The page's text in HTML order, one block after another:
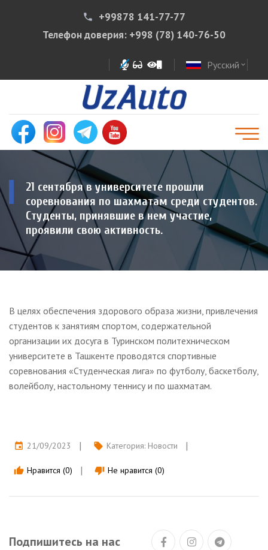
phone
+99878 141-77-77
Телефон доверия: +998 (78) 140-76-50
Русский expand_more
21 сентября в университете прошли
соревнования по шахматам среди студентов.
Студенты, принявшие в нем участие,
проявили свою активность.
В целях обеспечения здорового образа жизни, привлечения
студентов к занятиям спортом, содержательной
организации их досуга в Туринском политехническом
университете в Ташкенте проводятся спортивные
соревнования «Студенческая лига» по футболу, баскетболу,
волейболу, настольному теннису и по шахматам.
event 21/09/2023 local_offer Категория: Новости
thumb_up Нравится (0) thumb_down Не нравится (0)
Подпишитесь на нас